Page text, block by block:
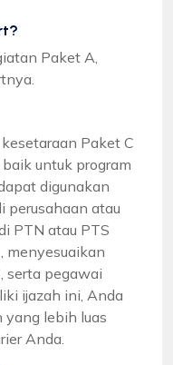
Paket A,
Paket C
untuk program
digunakan
perusahaan atau
PTN atau PTS
menyesuaikan
serta pegawai
ijazah ini, Anda
lebih luas
Anda.